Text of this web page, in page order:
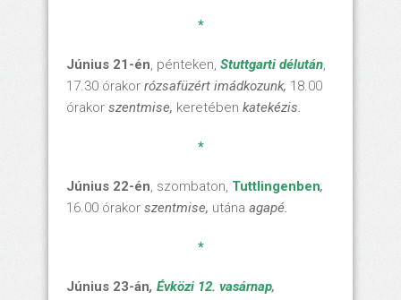
*
Június 21-én, pénteken, Stuttgarti délután,
17.30 órakor rózsafüzért imádkozunk, 18.00
órakor szentmise, keretében katekézis.
*
Június 22-én, szombaton, Tuttlingenben,
16.00 órakor szentmise, utána agapé.
*
Június 23-án, Évközi 12. vasárnap,